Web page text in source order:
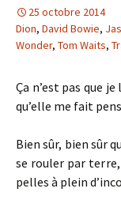
25 octobre 2014
Dion, David Bowie,
Wonder, Tom Waits,
Ça n’est pas que
qu’elle me fait
Bien sûr, bien sûr
se rouler par
pelles à plein